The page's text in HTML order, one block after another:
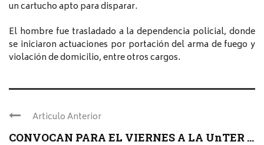
un cartucho apto para disparar.
El hombre fue trasladado a la dependencia policial, donde
se iniciaron actuaciones por portación del arma de fuego y
violación de domicilio, entre otros cargos.
Articulo Anterior
CONVOCAN PARA EL VIERNES A LA UnTER ...